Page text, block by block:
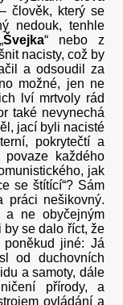
člověk, který se
nedouk, tenhle
Švejka“ nebo z
nacisty, což by
a odsoudil za
možné, jen ne
lví mrtvoly rád
také nevynechá
jací byli nacisté
pokrytečtí a
každého
jak
se štítící“? Sám
práci nešikovný.
a ne obyčejným
by se dalo říct, že
jiné: Já
od duchovních
a samoty, dále
přírody, a
ovládání a